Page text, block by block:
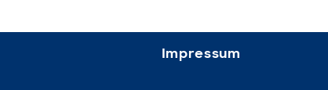
Impressum